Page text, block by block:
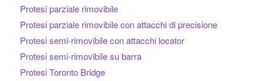
Protesi parziale rimovibile
Protesi parziale rimovibile con attacchi di precisione
Protesi semi-rimovibile con attacchi locator
Protesi semi-rimovibile su barra
Protesi Toronto Bridge